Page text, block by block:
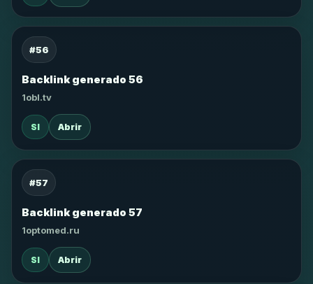
#56
Backlink generado 56
1obl.tv
SI Abrir
#57
Backlink generado 57
1optomed.ru
SI Abrir